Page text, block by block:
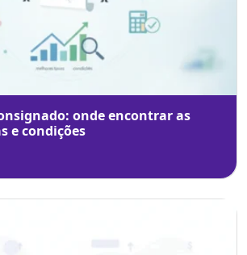
onde encontrar as
e condições